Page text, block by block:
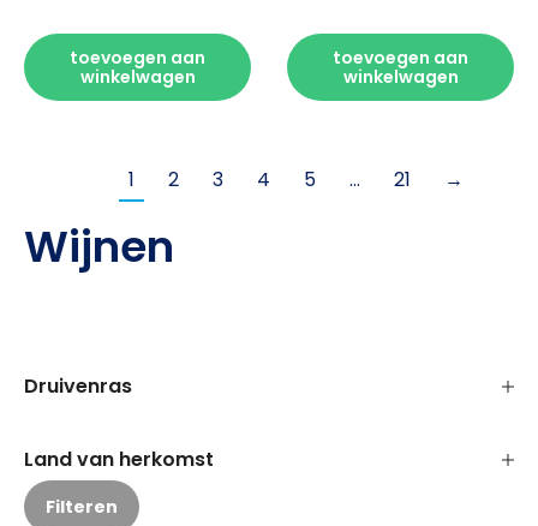
toevoegen aan
winkelwagen
toevoegen aan
winkelwagen
1 2 3 4 5 … 21 →
Wijnen
Druivenras
Land van herkomst
Filteren